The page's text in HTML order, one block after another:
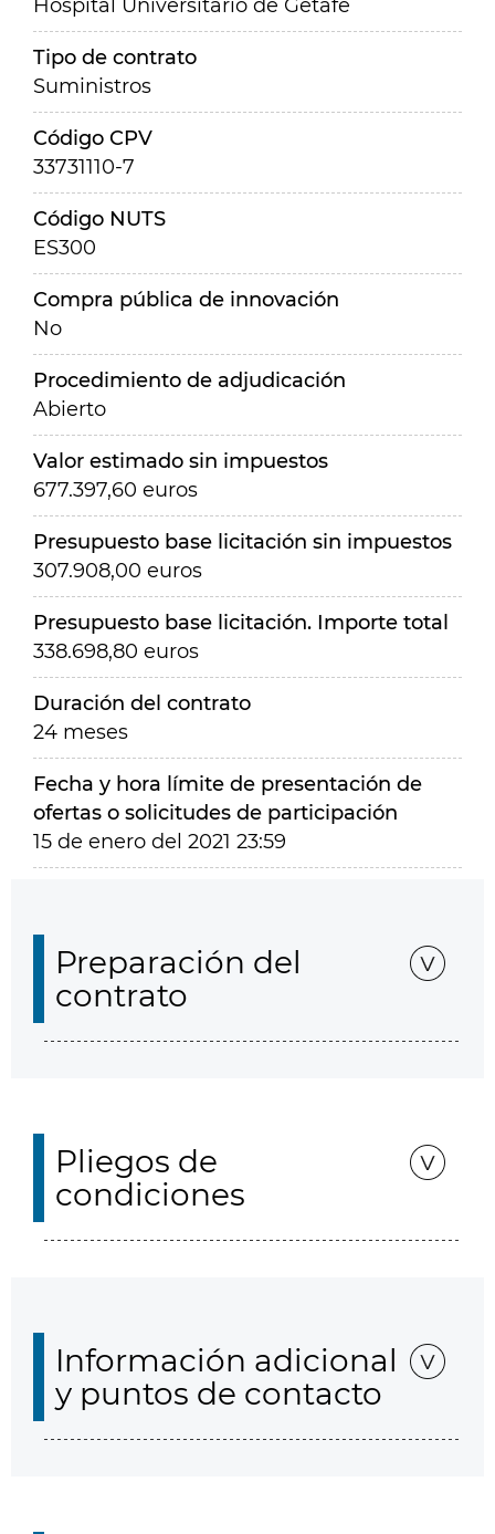
Hospital Universitario de Getafe
Tipo de contrato
Suministros
Código CPV
33731110-7
Código NUTS
ES300
Compra pública de innovación
No
Procedimiento de adjudicación
Abierto
Valor estimado sin impuestos
677.397,60 euros
Presupuesto base licitación sin impuestos
307.908,00 euros
Presupuesto base licitación. Importe total
338.698,80 euros
Duración del contrato
24 meses
Fecha y hora límite de presentación de
ofertas o solicitudes de participación
15 de enero del 2021 23:59
Preparación del
contrato
Pliegos de
condiciones
Información adicional
y puntos de contacto